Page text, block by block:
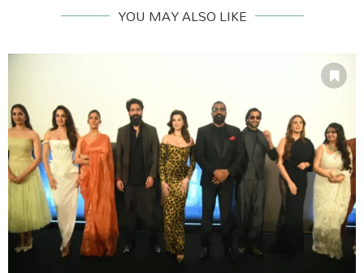
YOU MAY ALSO LIKE